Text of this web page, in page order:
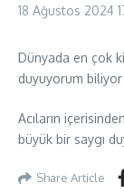
18 Ağustos 2024
Dünyada en çok
duyuyorum
Acıların
büyük bir saygı
Share Article